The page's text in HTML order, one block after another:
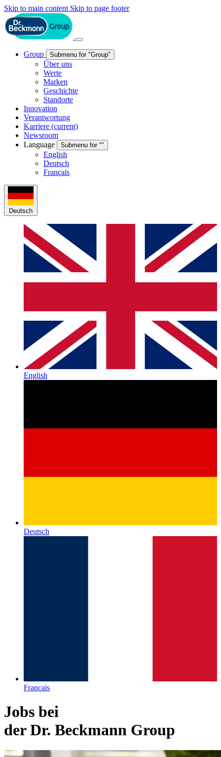
Skip to main content Skip to page footer
Group Submenu for "Group"
Über uns
Werte
Marken
Geschichte
Standorte
Innovation
Verantwortung
Karriere (current)
Newsroom
Language
Submenu for ""
English
Deutsch
Français
Deutsch
English
Deutsch
Français
Jobs bei
der Dr. Beckmann Group